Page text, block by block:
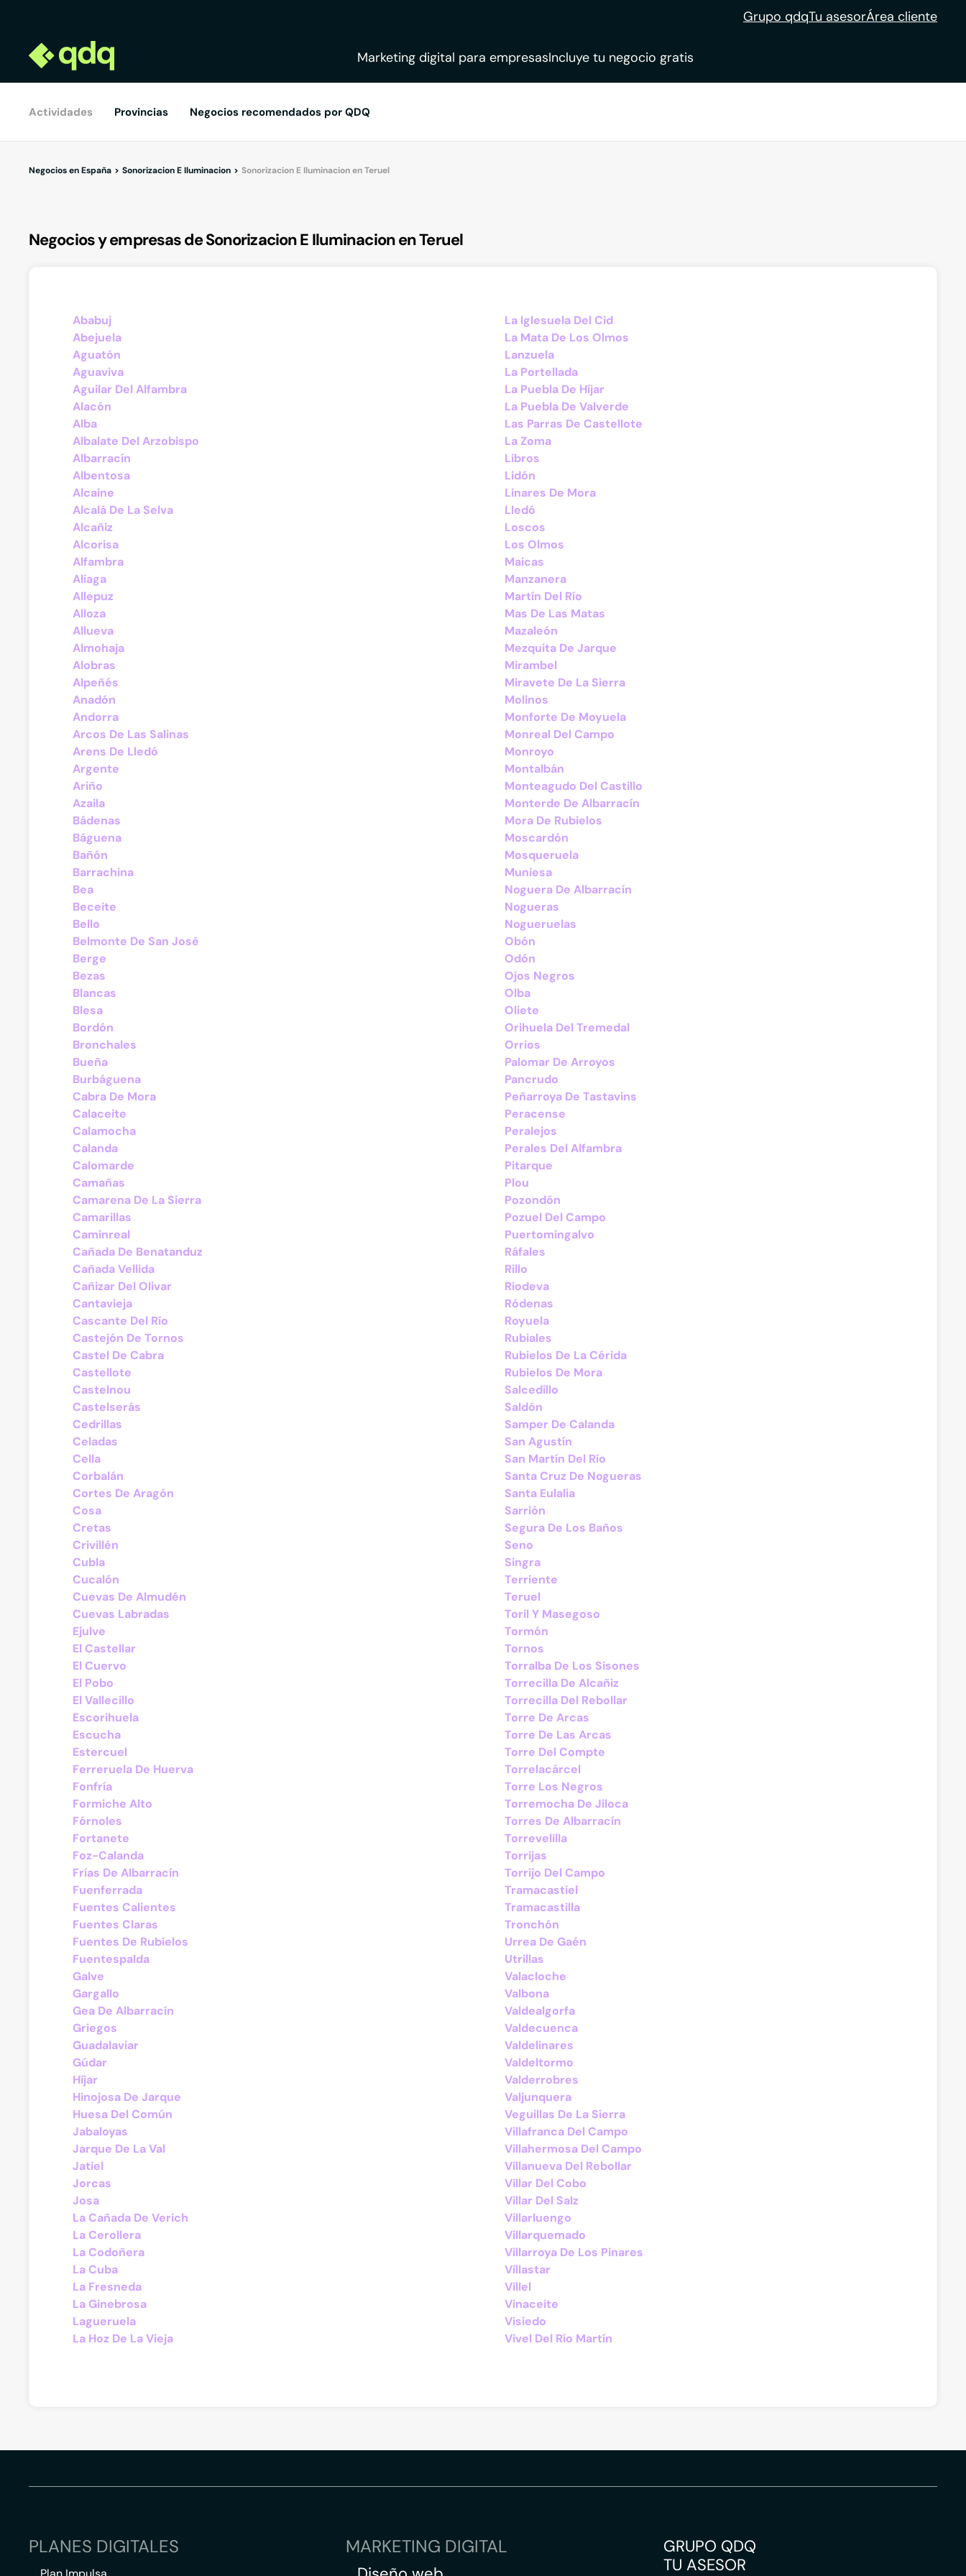
Grupo qdqTu asesorÁrea cliente
Marketing digital para empresasIncluye tu negocio gratis
Actividades Provincias Negocios recomendados por QDQ
Negocios en España Sonorizacion E Iluminacion Sonorizacion E Iluminacion en Teruel
Negocios y empresas de Sonorizacion E Iluminacion en Teruel
Ababuj
Abejuela
Aguatón
Aguaviva
Aguilar Del Alfambra
Alacón
Alba
Albalate Del Arzobispo
Albarracín
Albentosa
Alcaine
Alcalá De La Selva
Alcañiz
Alcorisa
Alfambra
Aliaga
Allepuz
Alloza
Allueva
Almohaja
Alobras
Alpeñés
Anadón
Andorra
Arcos De Las Salinas
Arens De Lledó
Argente
Ariño
Azaila
Bádenas
Báguena
Bañón
Barrachina
Bea
Beceite
Bello
Belmonte De San José
Berge
Bezas
Blancas
Blesa
Bordón
Bronchales
Bueña
Burbáguena
Cabra De Mora
Calaceite
Calamocha
Calanda
Calomarde
Camañas
Camarena De La Sierra
Camarillas
Caminreal
Cañada De Benatanduz
Cañada Vellida
Cañizar Del Olivar
Cantavieja
Cascante Del Río
Castejón De Tornos
Castel De Cabra
Castellote
Castelnou
Castelserás
Cedrillas
Celadas
Cella
Corbalán
Cortes De Aragón
Cosa
Cretas
Crivillén
Cubla
Cucalón
Cuevas De Almudén
Cuevas Labradas
Ejulve
El Castellar
El Cuervo
El Pobo
El Vallecillo
Escorihuela
Escucha
Estercuel
Ferreruela De Huerva
Fonfría
Formiche Alto
Fórnoles
Fortanete
Foz-Calanda
Frías De Albarracín
Fuenferrada
Fuentes Calientes
Fuentes Claras
Fuentes De Rubielos
Fuentespalda
Galve
Gargallo
Gea De Albarracín
Griegos
Guadalaviar
Gúdar
Híjar
Hinojosa De Jarque
Huesa Del Común
Jabaloyas
Jarque De La Val
Jatiel
Jorcas
Josa
La Cañada De Verich
La Cerollera
La Codoñera
La Cuba
La Fresneda
La Ginebrosa
Lagueruela
La Hoz De La Vieja
La Iglesuela Del Cid
La Mata De Los Olmos
Lanzuela
La Portellada
La Puebla De Híjar
La Puebla De Valverde
Las Parras De Castellote
La Zoma
Libros
Lidón
Linares De Mora
Lledó
Loscos
Los Olmos
Maicas
Manzanera
Martín Del Río
Mas De Las Matas
Mazaleón
Mezquita De Jarque
Mirambel
Miravete De La Sierra
Molinos
Monforte De Moyuela
Monreal Del Campo
Monroyo
Montalbán
Monteagudo Del Castillo
Monterde De Albarracín
Mora De Rubielos
Moscardón
Mosqueruela
Muniesa
Noguera De Albarracín
Nogueras
Nogueruelas
Obón
Odón
Ojos Negros
Olba
Oliete
Orihuela Del Tremedal
Orrios
Palomar De Arroyos
Pancrudo
Peñarroya De Tastavins
Peracense
Peralejos
Perales Del Alfambra
Pitarque
Plou
Pozondón
Pozuel Del Campo
Puertomingalvo
Ráfales
Rillo
Riodeva
Ródenas
Royuela
Rubiales
Rubielos De La Cérida
Rubielos De Mora
Salcedillo
Saldón
Samper De Calanda
San Agustín
San Martín Del Río
Santa Cruz De Nogueras
Santa Eulalia
Sarrión
Segura De Los Baños
Seno
Singra
Terriente
Teruel
Toril Y Masegoso
Tormón
Tornos
Torralba De Los Sisones
Torrecilla De Alcañiz
Torrecilla Del Rebollar
Torre De Arcas
Torre De Las Arcas
Torre Del Compte
Torrelacárcel
Torre Los Negros
Torremocha De Jiloca
Torres De Albarracín
Torrevelilla
Torrijas
Torrijo Del Campo
Tramacastiel
Tramacastilla
Tronchón
Urrea De Gaén
Utrillas
Valacloche
Valbona
Valdealgorfa
Valdecuenca
Valdelinares
Valdeltormo
Valderrobres
Valjunquera
Veguillas De La Sierra
Villafranca Del Campo
Villahermosa Del Campo
Villanueva Del Rebollar
Villar Del Cobo
Villar Del Salz
Villarluengo
Villarquemado
Villarroya De Los Pinares
Villastar
Villel
Vinaceite
Visiedo
Vivel Del Río Martín
PLANES DIGITALES MARKETING DIGITAL
GRUPO QDQ
TU ASESOR